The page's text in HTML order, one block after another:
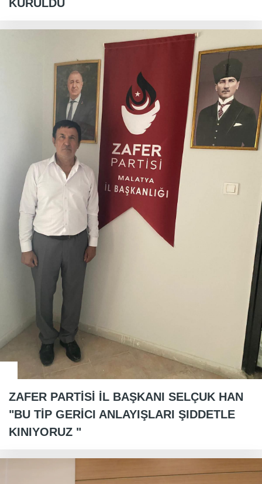
KURULDU
ZAFER PARTİSİ İL BAŞKANI SELÇUK HAN
"BU TİP GERİCI ANLAYIŞLARI ŞIDDETLE
KINIYORUZ "